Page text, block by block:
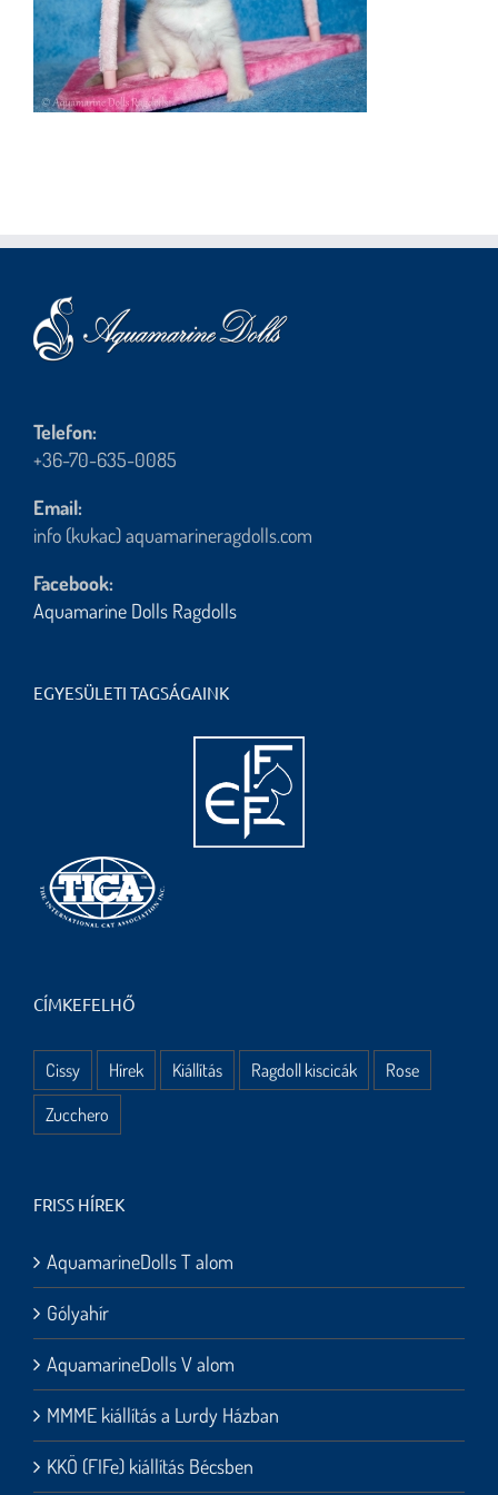
Telefon:
+36-70-635-0085
Email:
info (kukac) aquamarineragdolls.com
Facebook:
Aquamarine Dolls Ragdolls
EGYESÜLETI TAGSÁGAINK
CÍMKEFELHŐ
Cissy Hírek Kiállítás Ragdoll kiscicák
Rose
Zucchero
FRISS HÍREK
AquamarineDolls T alom
Gólyahír
AquamarineDolls V alom
MMME kiállítás a Lurdy Házban
KKÖ (FIFe) kiállítás Bécsben